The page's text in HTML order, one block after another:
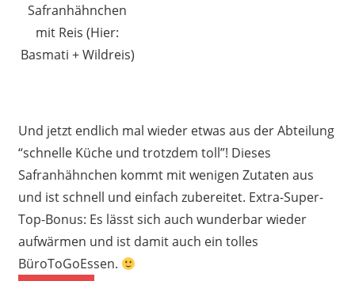
Safranhähnchen
mit Reis (Hier:
Basmati + Wildreis)
Und jetzt endlich mal wieder etwas aus der Abteilung
“schnelle Küche und trotzdem toll”! Dieses
Safranhähnchen kommt mit wenigen Zutaten aus
und ist schnell und einfach zubereitet. Extra-Super-
Top-Bonus: Es lässt sich auch wunderbar wieder
aufwärmen und ist damit auch ein tolles
BüroToGoEssen.